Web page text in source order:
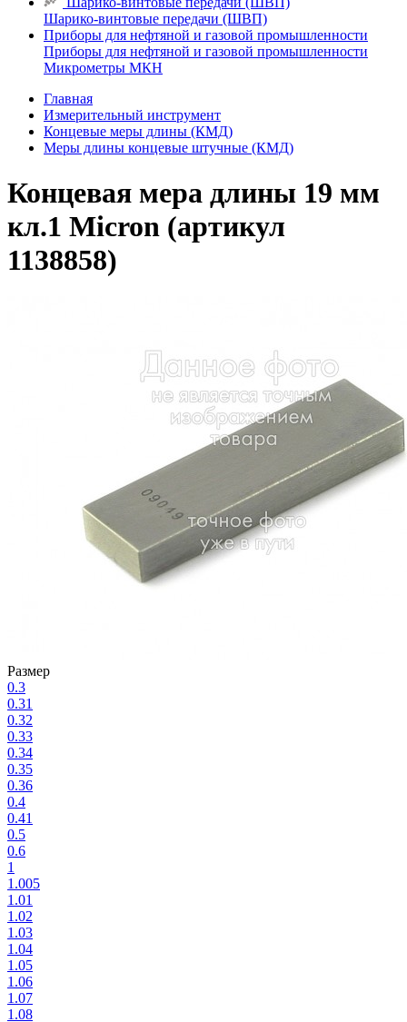
Шарико-винтовые передачи (ШВП)
Приборы для нефтяной и газовой промышленности
Приборы для нефтяной и газовой промышленности
Микрометры МКН
Главная
Измерительный инструмент
Концевые меры длины (КМД)
Меры длины концевые штучные (КМД)
Концевая мера длины 19 мм
кл.1 Micron (артикул
1138858)
Размер
0.3
0.31
0.32
0.33
0.34
0.35
0.36
0.4
0.41
0.5
0.6
1
1.005
1.01
1.02
1.03
1.04
1.05
1.06
1.07
1.08